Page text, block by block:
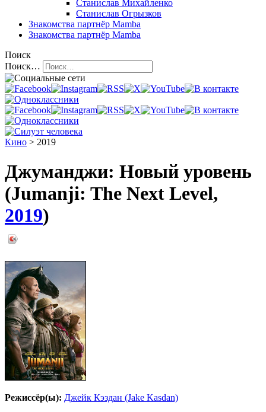
Станислав Михайленко
Станислав Огрызков
Знакомства партнёр Mamba
Знакомства партнёр Mamba
Поиск
Поиск…
Кино > 2019
Джуманджи: Новый уровень
(Jumanji: The Next Level,
2019)
Режиссёр(ы): Джейк Кэздан (Jake Kasdan)